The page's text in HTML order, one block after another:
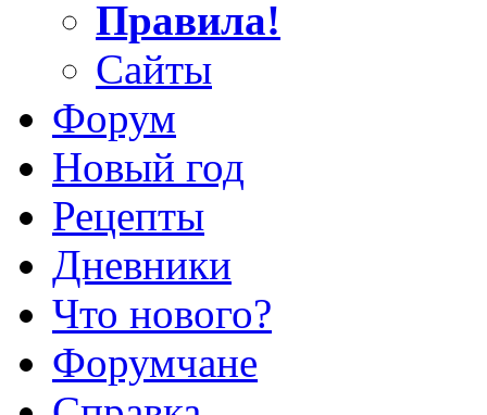
Правила!
Сайты
Форум
Новый год
Рецепты
Дневники
Что нового?
Форумчане